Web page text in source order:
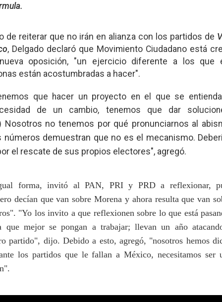
de reiterar que no irán en alianza con los partidos de
, Delgado declaró que Movimiento Ciudadano está
oposición, "un ejercicio diferente a los que
están acostumbradas a hacer".
que hacer un proyecto en el que se
de un cambio, tenemos que dar
Nosotros no tenemos por qué pronunciarnos al
números demuestran que no es el mecanismo.
el rescate de sus propios electores", agregó.
forma, invitó al PAN, PRI y PRD a reflexionar,
decían que van sobre Morena y ahora resulta que van
"Yo los invito a que reflexionen sobre lo que está
que mejor se pongan a trabajar; llevan un año
partido", dijo. Debido a esto, agregó, "nosotros hemos
los partidos que le fallan a México, necesitamos ser